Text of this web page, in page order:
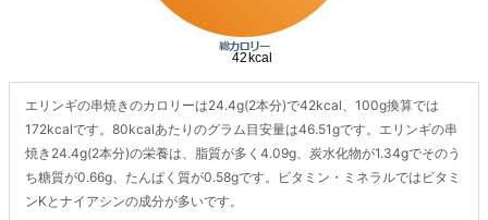
エリンギの串焼きのカロリーは24.4g(2本分)で42kcal、100g換算では
172kcalです。80kcalあたりのグラム目安量は46.51gです。エリンギの串
焼き24.4g(2本分)の栄養は、脂質が多く4.09g、炭水化物が1.34gでそのう
ち糖質が0.66g、たんぱく質が0.58gです。ビタミン・ミネラルではビタミ
ンKとナイアシンの成分が多いです。